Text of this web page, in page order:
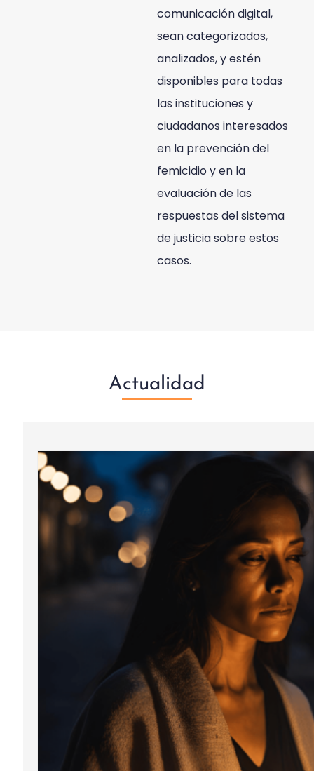
comunicación digital,
sean categorizados,
analizados, y estén
disponibles para todas
las instituciones y
ciudadanos interesados
en la prevención del
femicidio y en la
evaluación de las
respuestas del sistema
de justicia sobre estos
casos.
Actualidad